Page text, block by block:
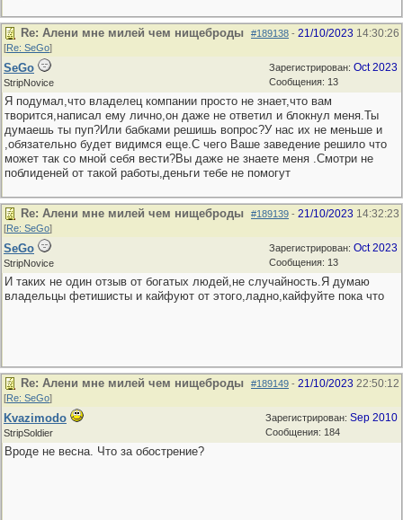
#189138 - 21/10/2023 14:30:26
Re: Алени мне милей чем нищеброды
[Re: SeGo]
Зарегистрирован: Oct 2023
Сообщения: 13
SeGo
StripNovice
Я подумал,что владелец компании просто не знает,что вам
творится,написал ему лично,он даже не ответил и блокнул меня.Ты
думаешь ты пуп?Или бабками решишь вопрос?У нас их не меньше и
,обязательно будет видимся еще.С чего Ваше заведение решило что
может так со мной себя вести?Вы даже не знаете меня .Смотри не
поблиденей от такой работы,деньги тебе не помогут
#189139 - 21/10/2023 14:32:23
Re: Алени мне милей чем нищеброды
[Re: SeGo]
Зарегистрирован: Oct 2023
Сообщения: 13
SeGo
StripNovice
И таких не один отзыв от богатых людей,не случайность.Я думаю
владельцы фетишисты и кайфуют от этого,ладно,кайфуйте пока что
#189149 - 21/10/2023 22:50:12
Re: Алени мне милей чем нищеброды
[Re: SeGo]
Зарегистрирован: Sep 2010
Сообщения: 184
Kvazimodo
StripSoldier
Вроде не весна. Что за обострение?